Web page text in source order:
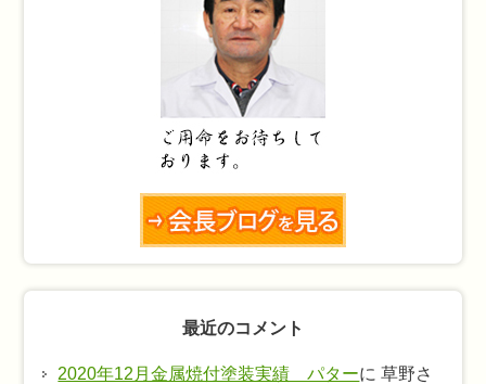
最近のコメント
2020年12月金属焼付塗装実績 パターに 草野さ